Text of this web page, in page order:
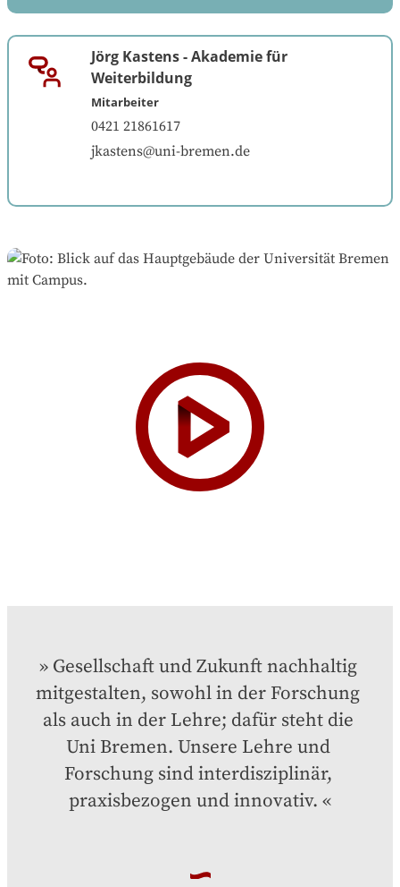
Jörg Kastens -Akademie für
Weiterbildung
Mitarbeiter
0421 21861617
jkastens@uni-bremen.de
Gesellschaft und Zukunft nachhaltig
mitgestalten, sowohl in der Forschung
als auch in der Lehre; dafür steht die
Uni Bremen. Unsere Lehre und
Forschung sind interdisziplinär,
praxisbezogen und innovativ.